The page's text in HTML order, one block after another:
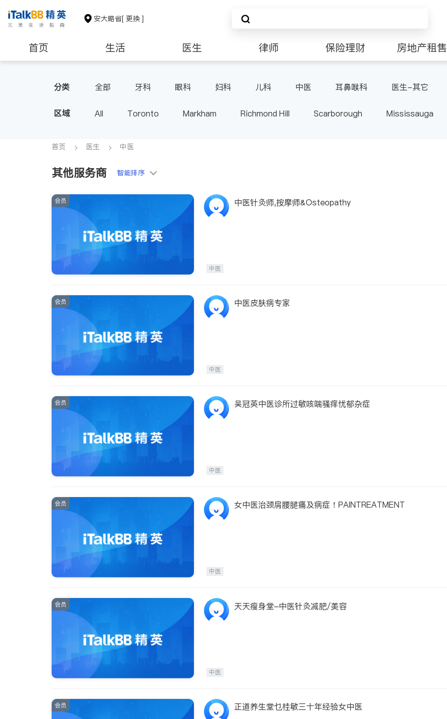
安大略省[ 更换 ]
首页 生活 医生 律师 保险理财 房地产租售
分类 全部 牙科 眼科 妇科 儿科 中医 耳鼻喉科 医生-其它
区域 All Toronto Markham Richmond Hill Scarborough Mississauga
Aurora
首页 医生 中医
其他服务商 智能排序
会员 中医针灸师,按摩师&Osteopathy
中医
会员 中医皮肤病专家
中医
会员 吴冠英中医诊所过敏咳喘骚痒忧郁杂症
中医
会员 女中医治颈肩腰腿痛及病症！PAINTREATMENT
中医
会员 天天瘦身堂–中医针灸减肥/美容
中医
会员 正道养生堂乜桂敏三十年经验女中医